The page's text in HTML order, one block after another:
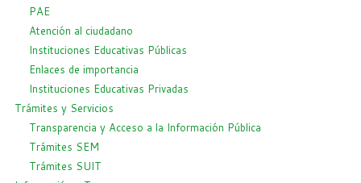
PAE
Atención al ciudadano
Instituciones Educativas Públicas
Enlaces de importancia
Instituciones Educativas Privadas
Trámites y Servicios
Transparencia y Acceso a la Información Pública
Trámites SEM
Trámites SUIT